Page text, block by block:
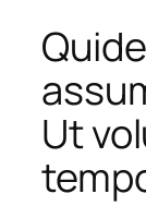
Ut